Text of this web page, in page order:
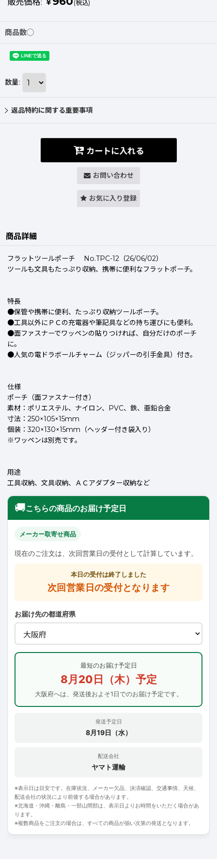
￥ (税込)
商品数◯
数量:
返品特約に関する重要事項
カートに入れる
お問い合わせ
お気に入り登録
商品詳細
フラットツールポーチ No.TPC-12（26/06/02）
ツールも文具もたっぷり収納、携帯に便利なフラットポーチ。
特長
●保管や携帯に便利、たっぷり収納ツールポーチ。
●工具以外にＰＣの充電器や筆記具などの持ち運びにも便利。
●面ファスナーでワッペンの貼りつければ、自分だけのポーチ
に。
●人気の電ドラボールチャーム（ジッパーの引手金具）付き。
仕様
ポーチ（面ファスナー付き）
素材：ポリエステル、ナイロン、PVC、鉄、亜鉛合金
寸法：250×105×15mm
個装：320×130×15mm（ヘッダー付き袋入り）
※ワッペンは別売です。
用途
工具収納、文具収納、ＡＣアダプター収納など
🚚こちらの商品のお届け予定日
メーカー取寄せ商品
現在のご注文は、次回営業日の受付として計算しています。
本日の受付は終了しました
次回営業日の受付となります
お届け先の都道府県
最短のお届け予定日
8月20日（木）予定
大阪府へは、発送後およそ1日でのお届け予定です。
発送予定日
8月19日（水）
配送会社
ヤマト運輸
※表示日は目安です。在庫状況、メーカー欠品、決済確認、交通事情、天候、
配送会社の状況により前後する場合があります。
※北海道・沖縄・離島・一部山間部は、表示日よりお時間をいただく場合があ
ります。
※複数商品をご注文の場合は、すべての商品が揃い次第の発送となります。